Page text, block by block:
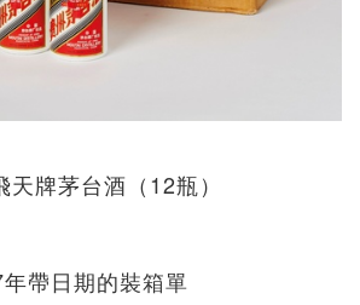
牌茅台酒（12瓶）
帶日期的裝箱單